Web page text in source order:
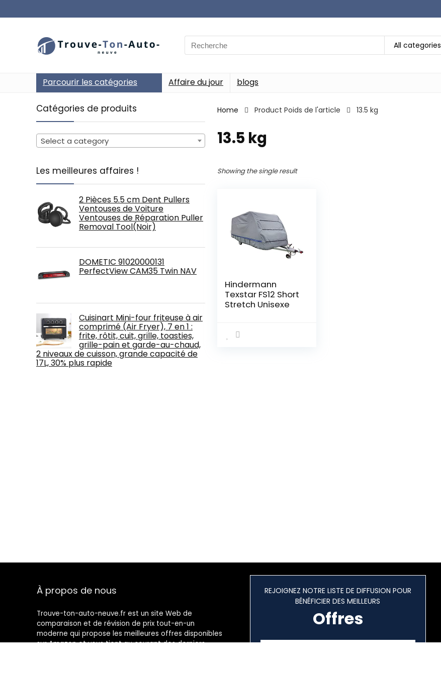
Search
for:
All categories
Parcourir les catégories Affaire du jour blogs
Catégories de produits
Select a category
Les meilleures affaires !
2 Pièces 5.5 cm Dent Pullers
Ventouses de Voiture
Ventouses de Réparation Puller
Removal Tool(Noir)
DOMETIC 91020000131
PerfectView CAM35 Twin NAV
Cuisinart Mini-four friteuse à air
comprimé (Air Fryer), 7 en 1 :
frite, rôtit, cuit, grille, toasties,
grille-pain et garde-au-chaud,
2 niveaux de cuisson, grande capacité de
17L, 30% plus rapide
Home Product Poids de l'article ‎13.5 kg
‎13.5 kg
Showing the single result
Hindermann
Texstar FS12 Short
Stretch Unisexe
À propos de nous
Trouve-ton-auto-neuve.fr est un site Web de
comparaison et de révision de prix tout-en-un
moderne qui propose les meilleures offres disponibles
sur Amazon et vous tient au courant des derniers
REJOIGNEZ NOTRE LISTE DE DIFFUSION POUR
BÉNÉFICIER DES MEILLEURS
Offres